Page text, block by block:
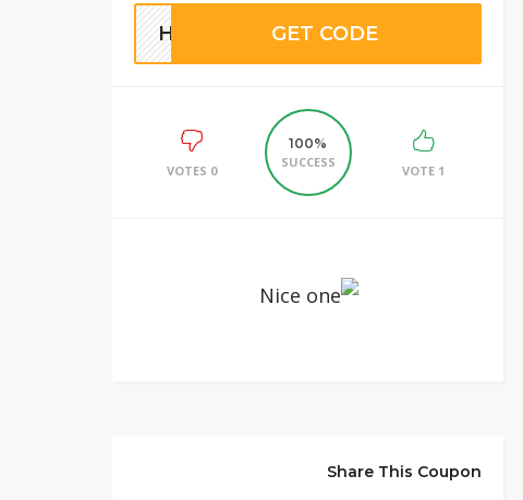
GET CODE
1 VOTE
100%
SUCCESS
0 VOTES
Share This Coupon